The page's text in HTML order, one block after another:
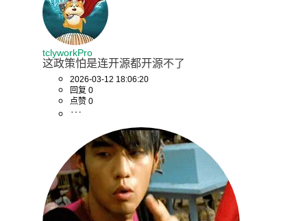
tclyworkPro
这政策怕是连开源都开源不了
2026-03-12 18:06:20
回复 0
点赞 0